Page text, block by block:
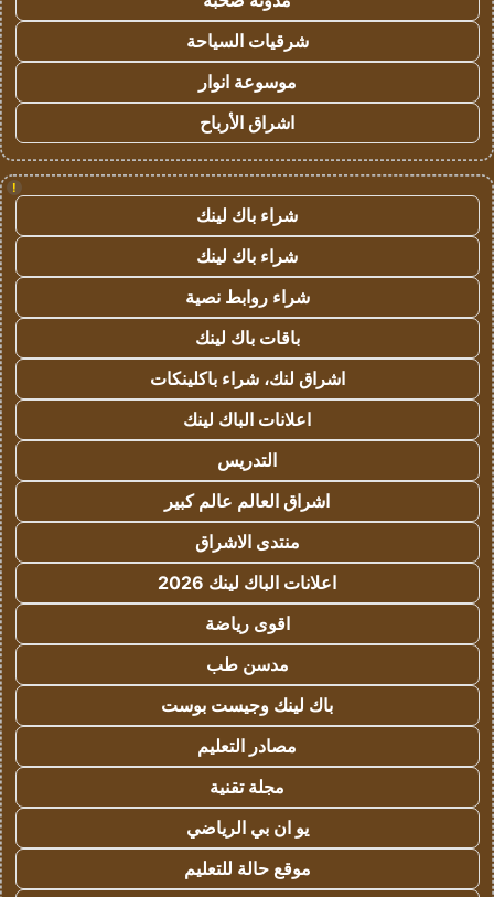
شرقيات السياحة
موسوعة انوار
اشراق الأرباح
!
شراء باك لينك
شراء باك لينك
شراء روابط نصية
باقات باك لينك
اشراق لنك، شراء باكلينكات
اعلانات الباك لينك
التدريس
اشراق العالم عالم كبير
منتدى الاشراق
اعلانات الباك لينك 2026
اقوى رياضة
مدسن طب
باك لينك وجيست بوست
مصادر التعليم
مجلة تقنية
يو ان بي الرياضي
موقع حالة للتعليم